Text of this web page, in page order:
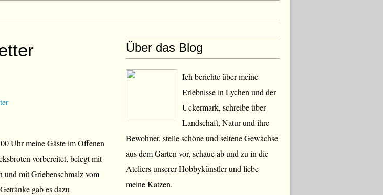
Uhr meine Gäste im Offenen
vorbereitet, belegt mit
und mit Griebenschmalz vom
gab es dazu
Über das Blog
Ich berichte über meine
Erlebnisse in Lychen und der
Uckermark, schreibe über
Landschaft, Natur und ihre
Bewohner, stelle schöne und seltene Gewächse
aus dem Garten vor, schaue ab und zu in die
Ateliers unserer Hobbykünstler und liebe
meine Katzen.